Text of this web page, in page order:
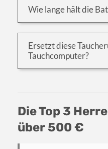
Wie lange hält die
Ersetzt diese
Tauchcomputer?
Die Top 3
über 500 €